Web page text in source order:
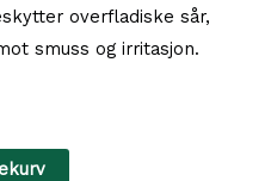
overfladiske sår,
smuss og irritasjon.